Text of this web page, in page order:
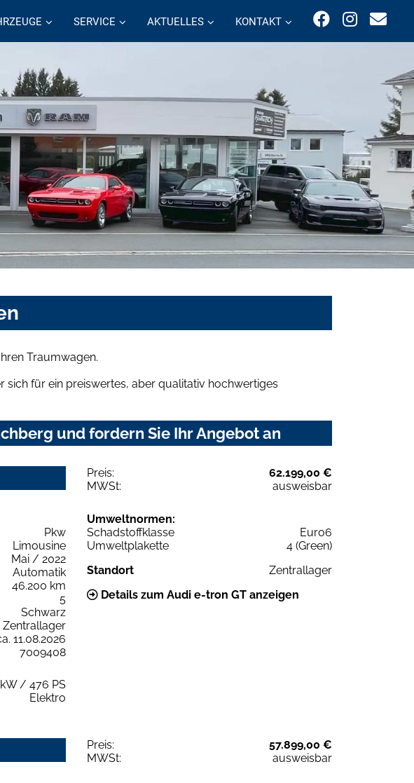
SERVICE AKTUELLES KONTAKT
Traumwagen.
sich für ein preiswertes, aber qualitativ hochwertiges
und fordern Sie Ihr Angebot an
Preis:
62.199,00 €
MWSt:
ausweisbar
Pkw
Limousine
Mai / 2022
Automatik
46.200 km
5
Schwarz
Zentrallager
11.08.2026
7009408
/ 476 PS
Elektro
Umweltnormen:
Schadstoffklasse
Euro6
Umweltplakette
4 (Green)
Standort
Zentrallager
Details zum Audi e-tron GT anzeigen
Preis:
57.899,00 €
MWSt:
ausweisbar